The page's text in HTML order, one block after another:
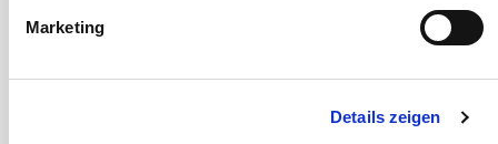
Marketing
Details zeigen
Laufschienen
Verriegelungen für Schiebetore und Türen